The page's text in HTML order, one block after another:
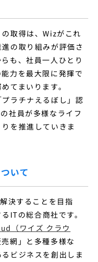
取得は、Wizがこれ
の取り組みが評価さ
も、社員一人ひとり
力を最大限に発揮で
てまいります。
ラチナえるぼし」認
社員が多様なライフ
を推進していきま
いて
決することを目指
ITの総合商社です。
（ワイズ クラウ
網」と多種多様な
ビジネスを創出しま